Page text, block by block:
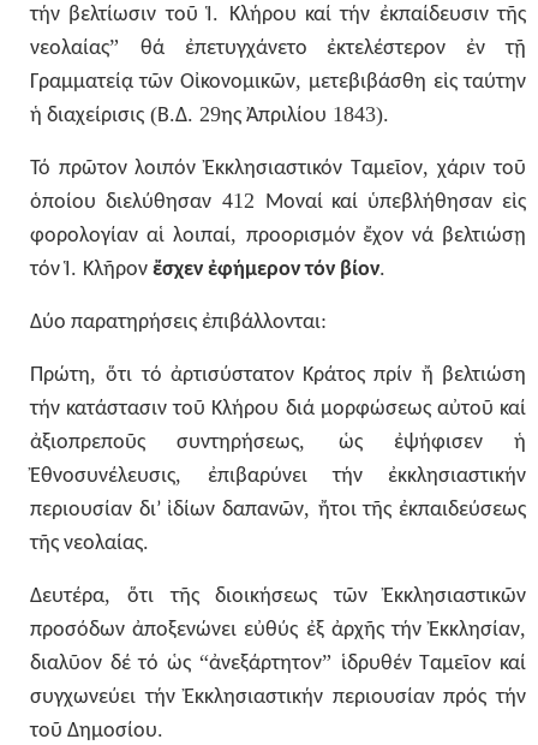
τήν βελτίωσιν τοῦ Ἱ. Κλήρου καί τήν ἐκπαίδευσιν τῆς
νεολαίας” θά ἐπετυγχάνετο ἐκτελέστερον ἐν
τῇ
Γραμματείᾳ τῶν Οἰκονομικῶν, μετεβιβάσθη εἰς ταύτην
ἡ διαχείρισις (Β.Δ. 29ης Ἀπριλίου 1843).
Τό πρῶτον λοιπόν Ἐκκλησιαστικόν Ταμεῖον,χάριν τοῦ
ὁποίου διελύθησαν412 Μοναί καί ὑπεβλήθησαν εἰς
φορολογίαν αἱ λοιπαί, προορισμόν ἔχον νά βελτιώσῃ
τόν Ἱ. Κλῆρον ἔσχεν ἐφήμερον τόν βίον.
Δύο παρατηρήσεις ἐπιβάλλονται:
Πρώτη,ὅτι τό ἀρτισύστατον Κράτος πρίν ἤ βελτιώση
τήν κατάστασιν τοῦ Κλήρου διά μορφώσεως αὐτοῦ καί
ἀξιοπρεποῦς
συντηρήσεως, ὡς ἐψήφισεν
ἡ
Ἐθνοσυνέλευσις, ἐπιβαρύνει τήν
ἐκκλησιαστικήν
περιουσίαν δι’ ἰδίων δαπανῶν, ἤτοι τῆς ἐκπαιδεύσεως
τῆς νεολαίας.
Δευτέρα,ὅτι τῆς διοικήσεως τῶν
Ἐκκλησιαστικῶν
προσόδων ἀποξενώνει εὐθύς ἐξ ἀρχῆς τήν Ἐκκλησίαν,
διαλῦον δέ τό ὡς“ἀνεξάρτητον” ἱδρυθέν Ταμεῖον καί
συγχωνεύει τήν Ἐκκλησιαστικήν περιουσίαν πρός τήν
τοῦ Δημοσίου.